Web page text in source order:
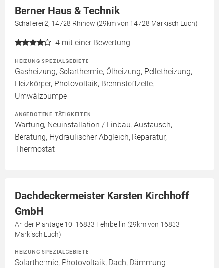
Berner Haus & Technik
Schäferei 2, 14728 Rhinow (29km von 14728 Märkisch Luch)
4 mit einer Bewertung
HEIZUNG SPEZIALGEBIETE
Gasheizung, Solarthermie, Ölheizung, Pelletheizung,
Heizkörper, Photovoltaik, Brennstoffzelle,
Umwälzpumpe
ANGEBOTENE TÄTIGKEITEN
Wartung, Neuinstallation / Einbau, Austausch,
Beratung, Hydraulischer Abgleich, Reparatur,
Thermostat
Dachdeckermeister Karsten Kirchhoff
GmbH
An der Plantage 10, 16833 Fehrbellin (29km von 16833
Märkisch Luch)
HEIZUNG SPEZIALGEBIETE
Solarthermie, Photovoltaik, Dach, Dämmung